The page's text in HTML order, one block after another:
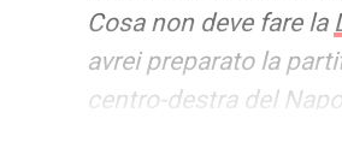
Cosa non deve fare la
avrei preparato la
centro-destra del
facilmente gli